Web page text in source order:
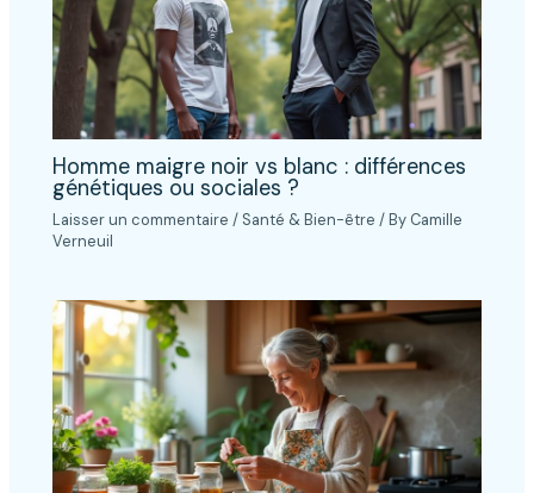
Homme maigre noir vs blanc : différences
génétiques ou sociales ?
Laisser un commentaire / Santé & Bien-être / By Camille
Verneuil